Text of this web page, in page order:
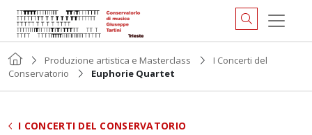
Produzione artistica e Masterclass
I Concerti del
Conservatorio
Euphorie Quartet
I CONCERTI DEL CONSERVATORIO